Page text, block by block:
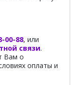
00-88, или
связи.
Вам о
оплаты и